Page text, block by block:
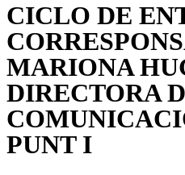
CICLO DE
MARIONA
DIRECTORA
PUNT I